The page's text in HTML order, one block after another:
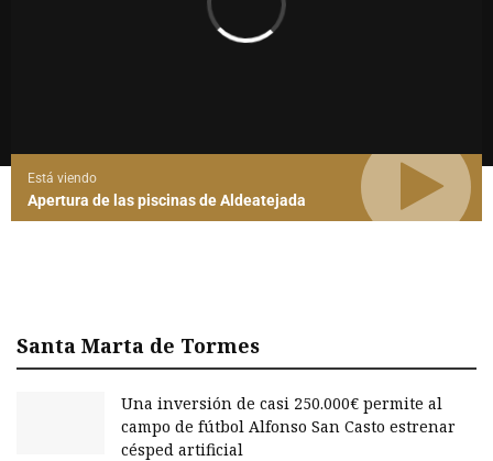
Está viendo
Apertura de las piscinas de Aldeatejada
Santa Marta de Tormes
Una inversión de casi 250.000€ permite al
campo de fútbol Alfonso San Casto estrenar
césped artificial